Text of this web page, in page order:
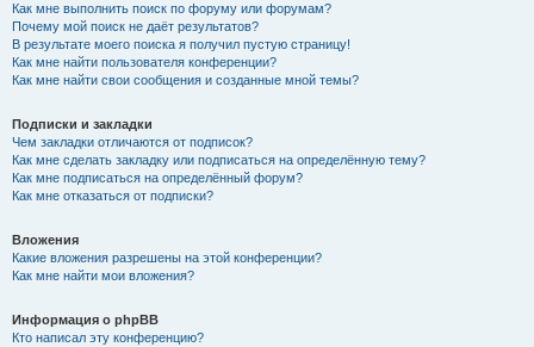
Как мне выполнить поиск по форуму или форумам?
Почему мой поиск не даёт результатов?
В результате моего поиска я получил пустую страницу!
Как мне найти пользователя конференции?
Как мне найти свои сообщения и созданные мной темы?
Подписки и закладки
Чем закладки отличаются от подписок?
Как мне сделать закладку или подписаться на определённую тему?
Как мне подписаться на определённый форум?
Как мне отказаться от подписки?
Вложения
Какие вложения разрешены на этой конференции?
Как мне найти мои вложения?
Информация о phpBB
Кто написал эту конференцию?